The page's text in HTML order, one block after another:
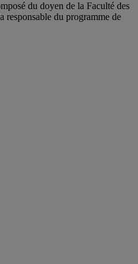
du doyen de la Faculté des
responsable du programme de